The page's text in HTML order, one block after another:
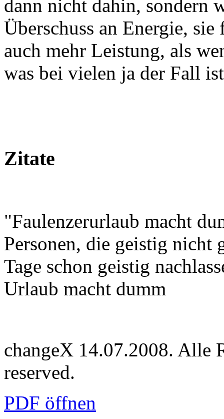
dann nicht dahin, sondern
Überschuss an Energie,
auch mehr Leistung, als
was bei vielen ja der Fall
Zitate
"Faulenzerurlaub macht
Personen, die geistig nicht
Tage schon geistig
Urlaub macht dumm
changeX 14.07.2008. Alle
reserved.
PDF öffnen